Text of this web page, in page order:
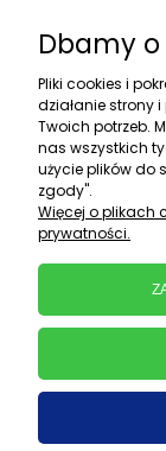
Dbamy
Pliki cookies i
działanie strony
Twoich potrzeb.
nas wszystkich
użycie plików do
zgody".
Więcej o plikach
prywatności.